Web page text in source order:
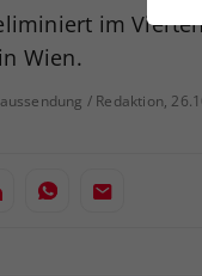
im
Wien.
/ Redaktion,